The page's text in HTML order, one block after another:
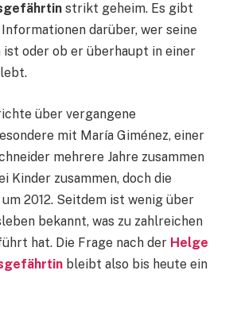
strikt geheim. Es gibt
darüber, wer seine
oder ob er überhaupt in einer
über vergangene
mit María Giménez, einer
mehrere Jahre zusammen
Kinder zusammen, doch die
2012. Seitdem ist wenig über
bekannt, was zu zahlreichen
hat. Die Frage nach der Helge
bleibt also bis heute ein